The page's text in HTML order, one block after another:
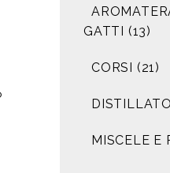
GATTI (13)
CORSI (21)
MISCELE E